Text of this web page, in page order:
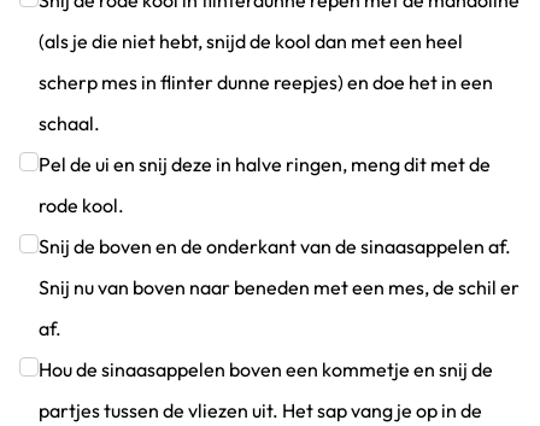
(als je die niet hebt, snijd de kool dan met een heel
scherp mes in flinter dunne reepjes) en doe het in een
schaal.
Klik om dit selectievakje aan te vinken
Pel de ui en snij deze in halve ringen, meng dit met de
rode kool.
Klik om dit selectievakje aan te vinken
Snij de boven en de onderkant van de sinaasappelen af.
Snij nu van boven naar beneden met een mes, de schil er
af.
Klik om dit selectievakje aan te vinken
Hou de sinaasappelen boven een kommetje en snij de
partjes tussen de vliezen uit. Het sap vang je op in de